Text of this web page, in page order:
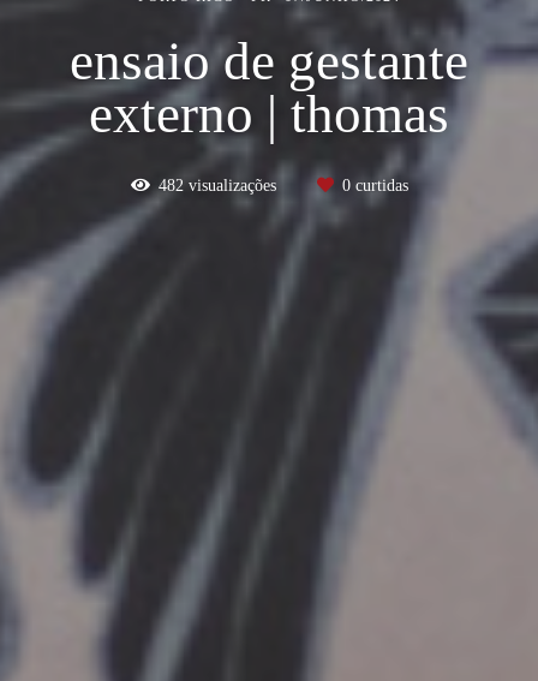
ensaio de gestante
externo | thomas
482 visualizações 0curtidas